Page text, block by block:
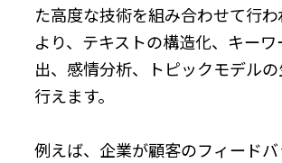
た高度な技術を組み合わせて行
より、テキストの構造化、キー
出、感情分析、トピックモデル
行えます。
例えば、企業が顧客のフィード